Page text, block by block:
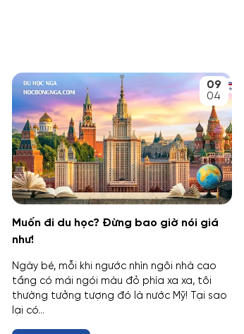
09
04
Muốn đi du học? Đừng bao giờ nói giá
như!
Ngày bé, mỗi khi ngước nhìn ngôi nhà cao
tầng có mái ngói màu đỏ phía xa xa, tôi
thường tưởng tượng đó là nước Mỹ! Tại sao
lại có...